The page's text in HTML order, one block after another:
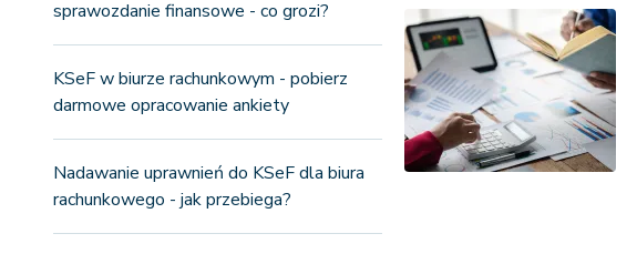
sprawozdanie finansowe - co grozi?
KSeF w biurze rachunkowym - pobierz
darmowe opracowanie ankiety
Nadawanie uprawnień do KSeF dla biura
rachunkowego - jak przebiega?